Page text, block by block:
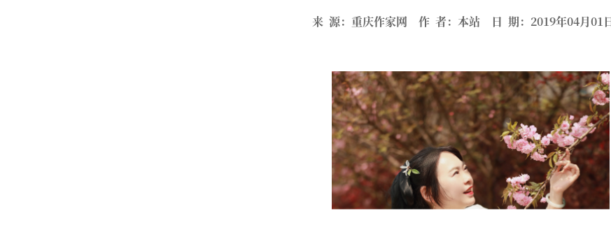
来 源：重庆作家网 作 者：本站 日 期：2019年04月01